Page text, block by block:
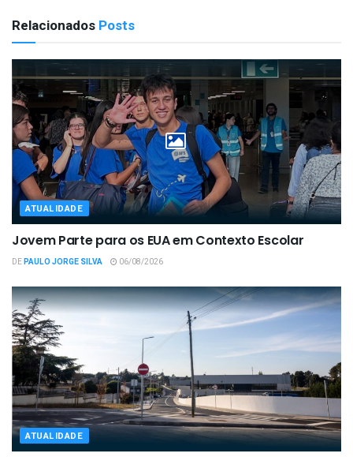
Relacionados Posts
ATUALIDADE
Jovem Parte para os EUA em Contexto Escolar
DEPAULO JORGE SILVA 06/08/2026
ATUALIDADE